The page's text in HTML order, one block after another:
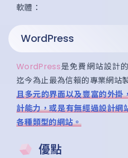
軟體：
WordPress
WordPress是免費網站設計
迄今為止最為信賴的專業網站
且多元的界面以及豐富的外掛
計能力，或是有無經過設計網
各種類型的網站。
優點